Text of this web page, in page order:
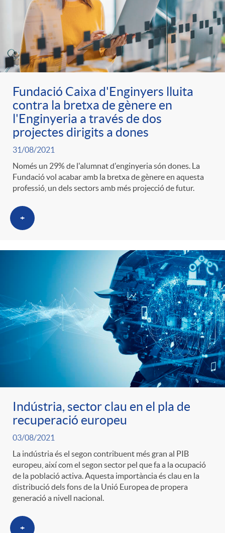
Fundació Caixa d'Enginyers lluita
contra la bretxa de gènere en
l'Enginyeria a través de dos
projectes dirigits a dones
31/08/2021
Només un 29% de l'alumnat d'enginyeria són dones. La
Fundació vol acabar amb la bretxa de gènere en aquesta
professió, un dels sectors amb més projecció de futur.
+
Indústria, sector clau en el pla de
recuperació europeu
03/08/2021
La indústria és el segon contribuent més gran al PIB
europeu, així com el segon sector pel que fa a la ocupació
de la població activa. Aquesta importància és clau en la
distribució dels fons de la Unió Europea de propera
generació a nivell nacional.
+